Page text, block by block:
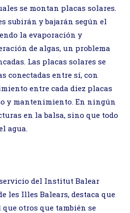
se montan placas solares.
subirán y bajarán según el
la evaporación y
de algas, un problema
Las placas solares se
conectadas entre sí, con
entre cada diez placas
y mantenimiento. En ningún
en la balsa, sino que todo
agua.
servicio del Institut Balear
les Illes Balears, destaca que
otros que también se